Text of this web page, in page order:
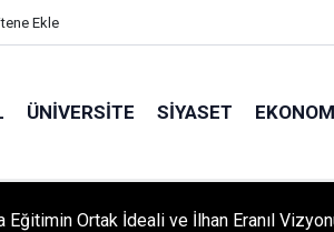
Ekle
ÜNIVERSITE SIYASET
‘YAZA MERHABA’ COŞKUSU: